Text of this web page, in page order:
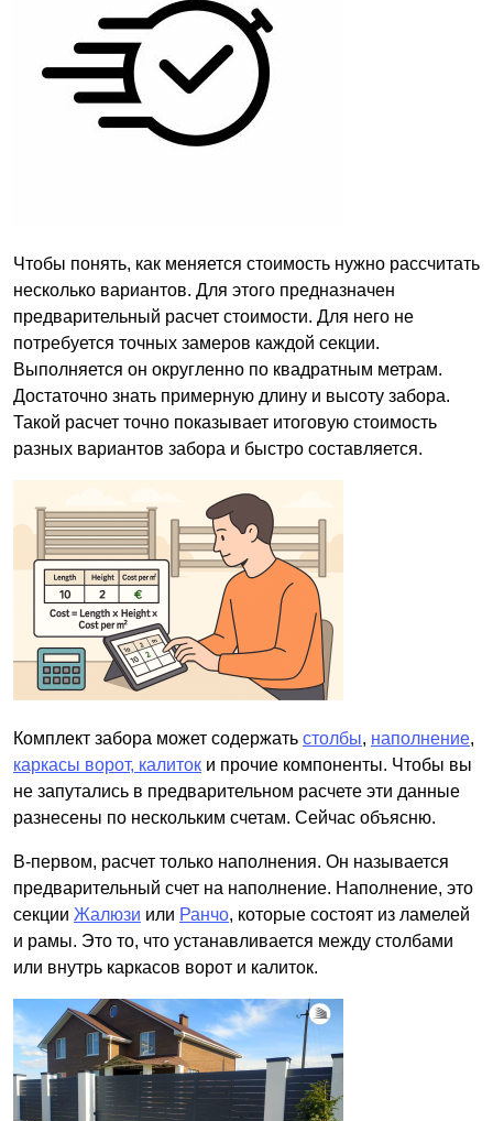
Чтобы понять, как меняется стоимость нужно рассчитать
несколько вариантов. Для этого предназначен
предварительный расчет стоимости. Для него не
потребуется точных замеров каждой секции.
Выполняется он округленно по квадратным метрам.
Достаточно знать примерную длину и высоту забора.
Такой расчет точно показывает итоговую стоимость
разных вариантов забора и быстро составляется.
Комплект забора может содержать столбы, наполнение,
каркасы ворот, калиток и прочие компоненты. Чтобы вы
не запутались в предварительном расчете эти данные
разнесены по нескольким счетам. Сейчас объясню.
В-первом, расчет только наполнения. Он называется
предварительный счет на наполнение. Наполнение, это
секции Жалюзи или Ранчо, которые состоят из ламелей
и рамы. Это то, что устанавливается между столбами
или внутрь каркасов ворот и калиток.